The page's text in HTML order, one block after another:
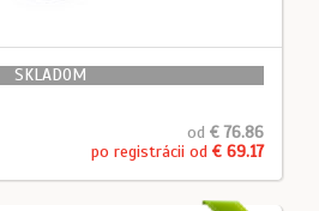
SKLADOM
od € 76.86
po registrácii od € 69.17